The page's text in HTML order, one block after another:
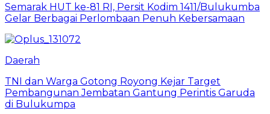
Semarak HUT ke-81 RI, Persit Kodim 1411/Bulukumba
Gelar Berbagai Perlombaan Penuh Kebersamaan
Daerah
TNI dan Warga Gotong Royong Kejar Target
Pembangunan Jembatan Gantung Perintis Garuda
di Bulukumpa